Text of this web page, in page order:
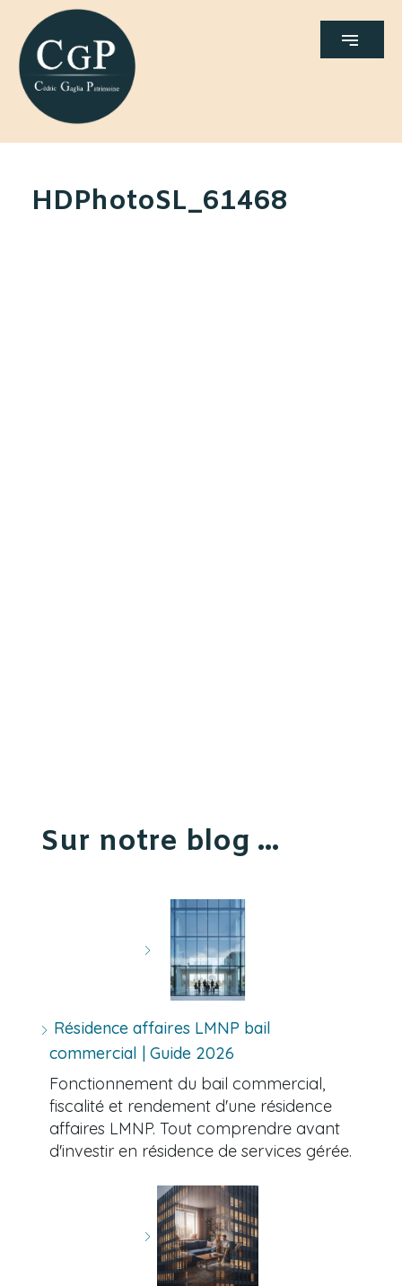
HDPhotoSL_61468
Sur notre blog ...
Résidence affaires LMNP bail
commercial | Guide 2026
Fonctionnement du bail commercial,
fiscalité et rendement d'une résidence
affaires LMNP. Tout comprendre avant
d'investir en résidence de services gérée.